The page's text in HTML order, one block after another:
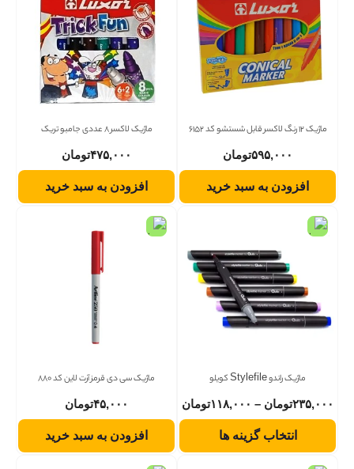
ماژیک 12 رنگ لاکسر قابل شستشو کد 6152
۵۹۵,۰۰۰تومان
افزودن به سبد خرید
ماژیک لاکسر 8 عددی جامبو تریک
۴۷۵,۰۰۰تومان
افزودن به سبد خرید
ماژیک راندو Stylefile کویلو
۲۳۵,۰۰۰تومان – ۱۱۸,۰۰۰تومان
انتخاب گزینه ها
ماژیک سی دی قرمز آرت لاین کد 880
۴۵,۰۰۰تومان
افزودن به سبد خرید